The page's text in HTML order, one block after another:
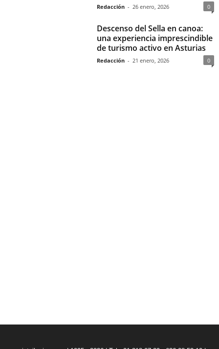
Redacción - 26 enero, 2026 0
Descenso del Sella en canoa:
una experiencia imprescindible
de turismo activo en Asturias
Redacción - 21 enero, 2026 0